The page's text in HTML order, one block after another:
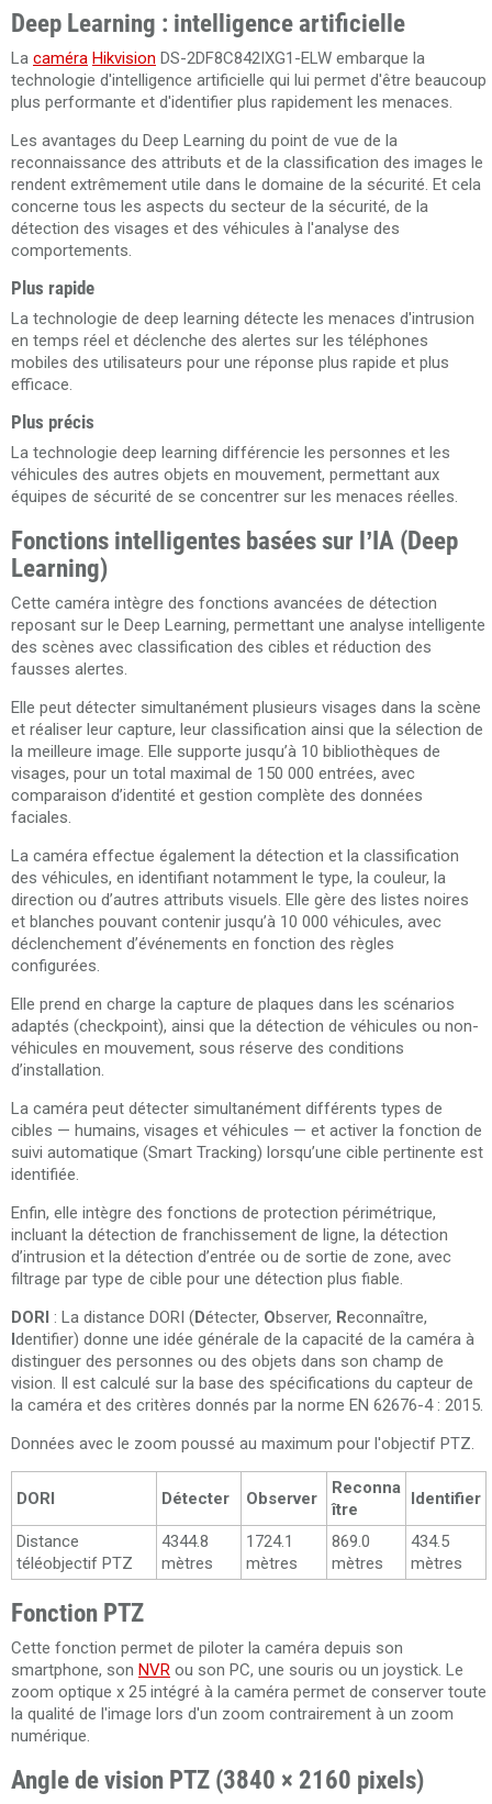
Deep Learning : intelligence artificielle
La caméra Hikvision DS-2DF8C842IXG1-ELW embarque la
technologie d'intelligence artificielle qui lui permet d'être beaucoup
plus performante et d'identifier plus rapidement les menaces.
Les avantages du Deep Learning du point de vue de la
reconnaissance des attributs et de la classification des images le
rendent extrêmement utile dans le domaine de la sécurité. Et cela
concerne tous les aspects du secteur de la sécurité, de la
détection des visages et des véhicules à l'analyse des
comportements.
Plus rapide
La technologie de deep learning détecte les menaces d'intrusion
en temps réel et déclenche des alertes sur les téléphones
mobiles des utilisateurs pour une réponse plus rapide et plus
efficace.
Plus précis
La technologie deep learning différencie les personnes et les
véhicules des autres objets en mouvement, permettant aux
équipes de sécurité de se concentrer sur les menaces réelles.
Fonctions intelligentes basées sur l’IA (Deep
Learning)
Cette caméra intègre des fonctions avancées de détection
reposant sur le Deep Learning, permettant une analyse intelligente
des scènes avec classification des cibles et réduction des
fausses alertes.
Elle peut détecter simultanément plusieurs visages dans la scène
et réaliser leur capture, leur classification ainsi que la sélection de
la meilleure image. Elle supporte jusqu’à 10 bibliothèques de
visages, pour un total maximal de 150 000 entrées, avec
comparaison d’identité et gestion complète des données
faciales.
La caméra effectue également la détection et la classification
des véhicules, en identifiant notamment le type, la couleur, la
direction ou d’autres attributs visuels. Elle gère des listes noires
et blanches pouvant contenir jusqu’à 10 000 véhicules, avec
déclenchement d’événements en fonction des règles
configurées.
Elle prend en charge la capture de plaques dans les scénarios
adaptés (checkpoint), ainsi que la détection de véhicules ou non-
véhicules en mouvement, sous réserve des conditions
d’installation.
La caméra peut détecter simultanément différents types de
cibles — humains, visages et véhicules — et activer la fonction de
suivi automatique (Smart Tracking) lorsqu’une cible pertinente est
identifiée.
Enfin, elle intègre des fonctions de protection périmétrique,
incluant la détection de franchissement de ligne, la détection
d’intrusion et la détection d’entrée ou de sortie de zone, avec
filtrage par type de cible pour une détection plus fiable.
DORI : La distance DORI (Détecter, Observer, Reconnaître,
Identifier) ​​donne une idée générale de la capacité de la caméra à
distinguer des personnes ou des objets dans son champ de
vision. Il est calculé sur la base des spécifications du capteur de
la caméra et des critères donnés par la norme EN 62676-4 : 2015.
Données avec le zoom poussé au maximum pour l'objectif PTZ.
DORI Détecter Observer
Reconna
ître
Identifier
Distance
téléobjectif PTZ
4344.8
mètres
1724.1
mètres
869.0
mètres
434.5
mètres
Fonction PTZ
Cette fonction permet de piloter la caméra depuis son
smartphone, son NVR ou son PC, une souris ou un joystick. Le
zoom optique x 25 intégré à la caméra permet de conserver toute
la qualité de l'image lors d'un zoom contrairement à un zoom
numérique.
Angle de vision PTZ (3840 × 2160 pixels)